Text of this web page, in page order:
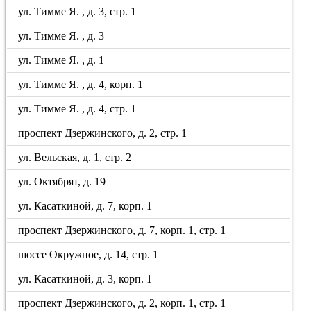
ул. Тимме Я. , д. 3, стр. 1
ул. Тимме Я. , д. 3
ул. Тимме Я. , д. 1
ул. Тимме Я. , д. 4, корп. 1
ул. Тимме Я. , д. 4, стр. 1
проспект Дзержинского, д. 2, стр. 1
ул. Вельская, д. 1, стр. 2
ул. Октябрят, д. 19
ул. Касаткиной, д. 7, корп. 1
проспект Дзержинского, д. 7, корп. 1, стр. 1
шоссе Окружное, д. 14, стр. 1
ул. Касаткиной, д. 3, корп. 1
проспект Дзержинского, д. 2, корп. 1, стр. 1